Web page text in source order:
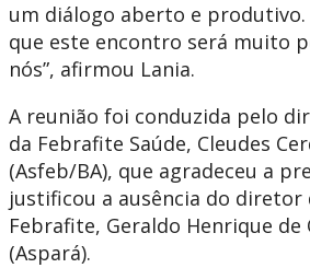
um diálogo aberto e produtivo.
que este encontro será muito
nós”, afirmou Lania.
A reunião foi conduzida pelo
da Febrafite Saúde, Cleudes
(Asfeb/BA), que agradeceu a
justificou a ausência do diretor
Febrafite, Geraldo Henrique
(Aspará).